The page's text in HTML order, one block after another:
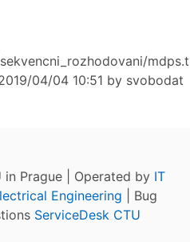
04/04 10:51 by svobodat
Prague | Operated by IT
Engineering | Bug
ServiceDesk CTU